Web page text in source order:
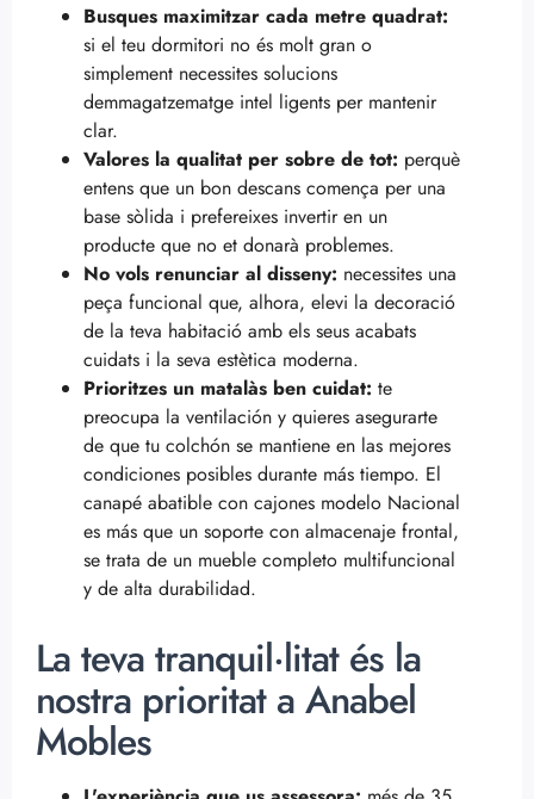
Busques maximitzar cada metre quadrat:
si el teu dormitori no és molt gran o
simplement necessites solucions
demmagatzematge intel ligents per mantenir
clar.
Valores la qualitat per sobre de tot: perquè
entens que un bon descans comença per una
base sòlida i prefereixes invertir en un
producte que no et donarà problemes.
No vols renunciar al disseny: necessites una
peça funcional que, alhora, elevi la decoració
de la teva habitació amb els seus acabats
cuidats i la seva estètica moderna.
Prioritzes un matalàs ben cuidat: te
preocupa la ventilación y quieres asegurarte
de que tu colchón se mantiene en las mejores
condiciones posibles durante más tiempo. El
canapé abatible con cajones modelo Nacional
es más que un soporte con almacenaje frontal,
se trata de un mueble completo multifuncional
y de alta durabilidad.
La teva tranquil·litat és la
nostra prioritat a Anabel
Mobles